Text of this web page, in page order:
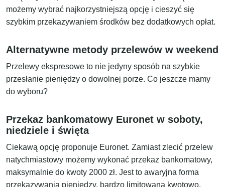
możemy wybrać najkorzystniejszą opcję i cieszyć się
szybkim przekazywaniem środków bez dodatkowych opłat.
Alternatywne metody przelewów w weekend
Przelewy ekspresowe to nie jedyny sposób na szybkie
przesłanie pieniędzy o dowolnej porze. Co jeszcze mamy
do wyboru?
Przekaz bankomatowy Euronet w soboty,
niedziele i święta
Ciekawą opcję proponuje Euronet. Zamiast zlecić przelew
natychmiastowy możemy wykonać przekaz bankomatowy,
maksymalnie do kwoty 2000 zł. Jest to awaryjna forma
przekazywania pieniędzy, bardzo limitowana kwotowo,